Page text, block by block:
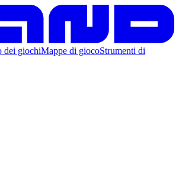
dei giochiMappe di giocoStrumenti di